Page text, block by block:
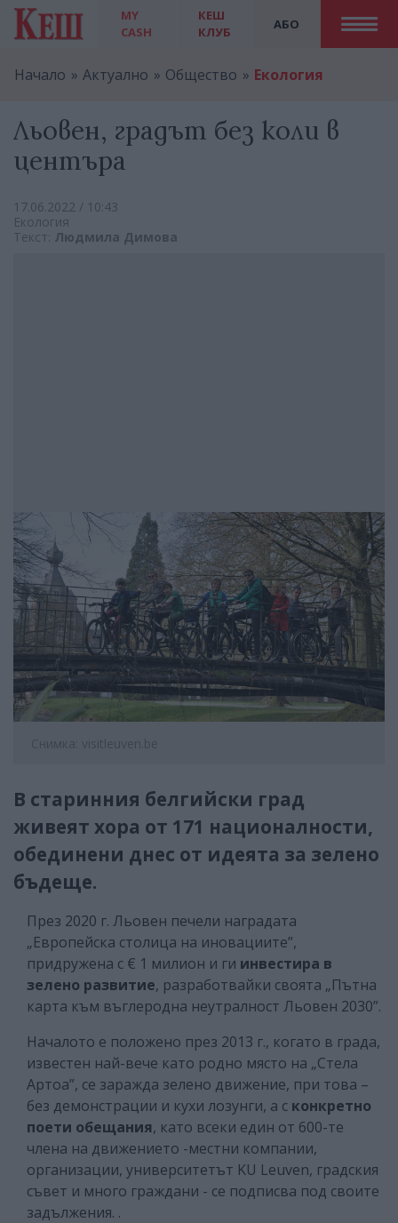
MY
CASH
АБО
КЕШ
КЛУБ
Начало Актуално Общество Екология
Льовен, градът без коли в
центъра
17.06.2022 / 10:43
Екология
Текст: Людмила Димова
Снимка: visitleuven.be
В старинния белгийски град
живеят хора от 171 националности,
обединени днес от идеята за зелено
бъдеще.
През 2020 г. Льовен печели наградата
„Европейска столица на иновациите”,
придружена с € 1 милион и ги инвестира в
зелено развитие, разработвайки своята „Пътна
карта към въглеродна неутралност Льовен 2030”.
Началото е положено през 2013 г., когато в града,
известен най-вече като родно място на „Стела
Артоа”, се заражда зелено движение, при това –
без демонстрации и кухи лозунги, а с конкретно
поети обещания, като всеки един от 600-те
члена на движението -местни компании,
организации, университетът KU Leuven, градския
съвет и много граждани - се подписва под своите
задължения. .